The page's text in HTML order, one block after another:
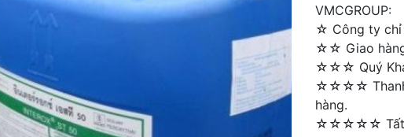
VMCGROUP:
☆ Công ty chỉ
☆☆ Giao
☆☆☆ Quý
☆☆☆☆ Thanh
hàng.
☆☆☆☆☆ Tất